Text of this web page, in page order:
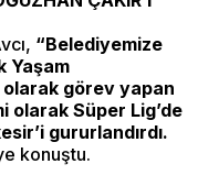
“Belediyemize
Yaşam
olarak görev yapan
olarak Süper Lig’de
gururlandırdı.
konuştu.